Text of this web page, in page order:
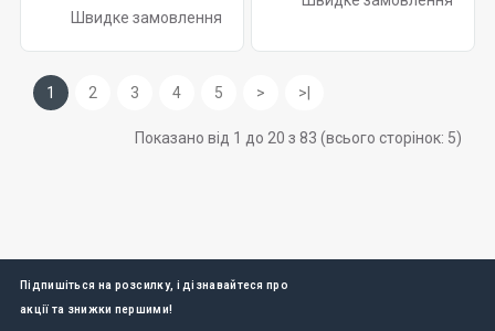
Швидке замовлення
1 2 3 4 5 > >|
Показано від 1 до 20 з 83 (всього сторінок: 5)
Підпишіться на розсилку, і дізнавайтеся про
акції та знижки першими!